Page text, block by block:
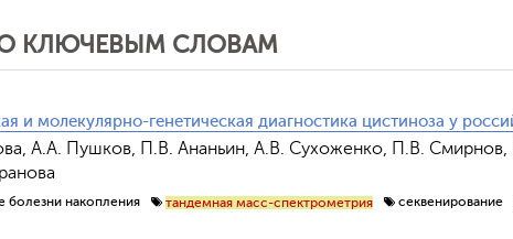
КЛЮЧЕВЫМ СЛОВАМ
и молекулярно-генетическая диагностика цистиноза у
А.А. Пушков, П.В. Ананьин, А.В. Сухоженко, П.В.
болезни накопления тандемная масс-спектрометрия секвенирование